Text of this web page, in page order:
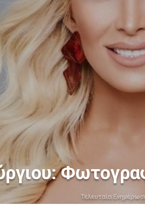
Τελευταία